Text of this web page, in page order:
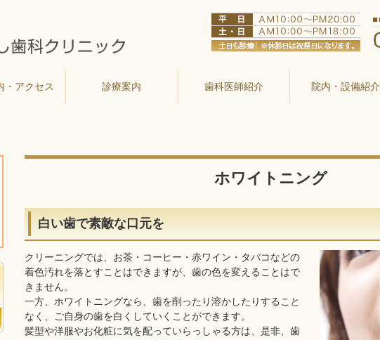
・アクセス 診療案内 歯科医師紹介 院内・設備紹介
ホワイトニング
白い歯で素敵な口元を
クリーニングでは、お茶・コーヒー・赤ワイン・タバコなどの
着色汚れを落とすことはできますが、歯の色を変えることはで
きません。
一方、ホワイトニングなら、歯を削ったり溶かしたりすること
なく、ご自身の歯を白くしていくことができます。
髪型や洋服やお化粧に気を配っていらっしゃる方は、是非、歯